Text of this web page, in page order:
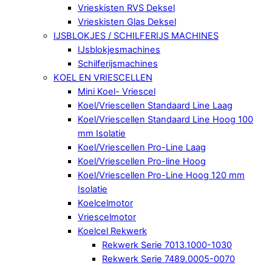
Vrieskisten RVS Deksel
Vrieskisten Glas Deksel
IJSBLOKJES / SCHILFERIJS MACHINES
IJsblokjesmachines
Schilferijsmachines
KOEL EN VRIESCELLEN
Mini Koel- Vriescel
Koel/Vriescellen Standaard Line Laag
Koel/Vriescellen Standaard Line Hoog 100
mm Isolatie
Koel/Vriescellen Pro-Line Laag
Koel/Vriescellen Pro-line Hoog
Koel/Vriescellen Pro-Line Hoog 120 mm
Isolatie
Koelcelmotor
Vriescelmotor
Koelcel Rekwerk
Rekwerk Serie 7013.1000-1030
Rekwerk Serie 7489.0005-0070